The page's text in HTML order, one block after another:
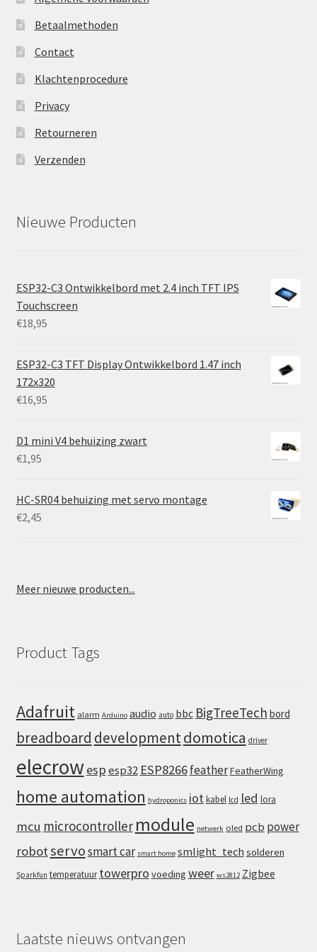
Betaalmethoden
Contact
Klachtenprocedure
Privacy
Retourneren
Verzenden
Nieuwe Producten
ESP32-C3 Ontwikkelbord met 2.4 inch TFT IPS
Touchscreen
€18,95
ESP32-C3 TFT Display Ontwikkelbord 1.47 inch
172x320
€16,95
D1 mini V4 behuizing zwart
€1,95
HC-SR04 behuizing met servo montage
€2,45
Meer nieuwe producten...
Product Tags
Adafruit alarm Arduino audio auto bbc BigTreeTech bord
breadboard developmentdomotica driver
elecrowespesp32 ESP8266featherFeatherWing
home automation hydroponics iot kabel lcd led lora
mcu microcontroller module netwerk oled pcb power
robotservosmart car smart home smlight_tech solderen
Sparkfun temperatuur towerpro voeding weer ws2812 Zigbee
Laatste nieuws ontvangen